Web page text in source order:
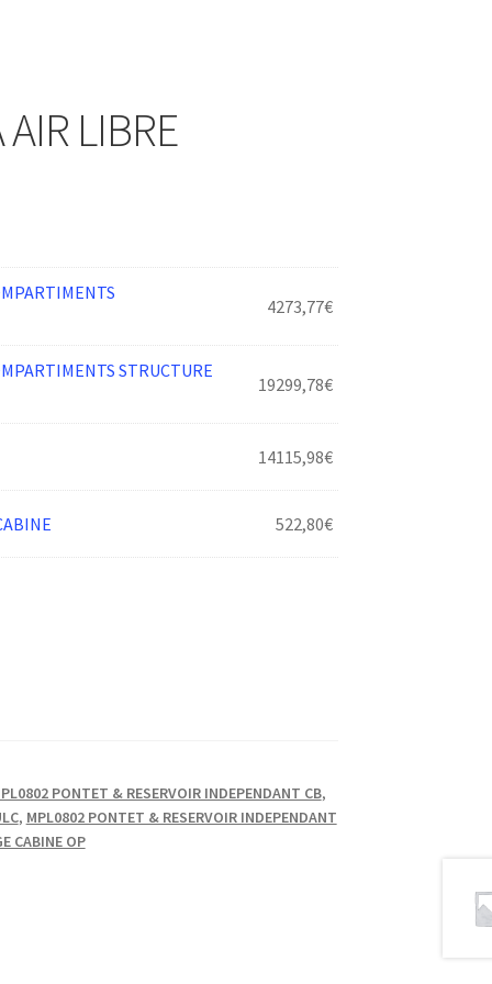
LIBRE
4273,77€
STRUCTURE
19299,78€
14115,98€
522,80€
PONTET & RESERVOIR INDEPENDANT CB,
, MPL0802 PONTET & RESERVOIR INDEPENDANT
CABINE OP